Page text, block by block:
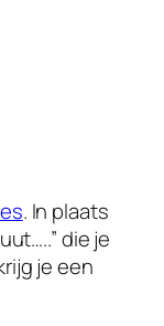
. In plaats
die je
je een